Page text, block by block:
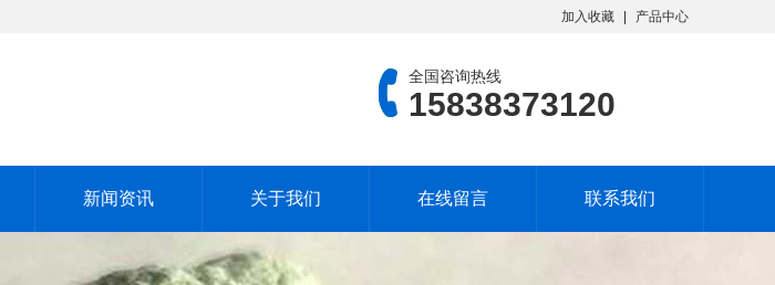
加入收藏 产品中心
全国咨询热线
15838373120
新闻资讯 关于我们 在线留言 联系我们